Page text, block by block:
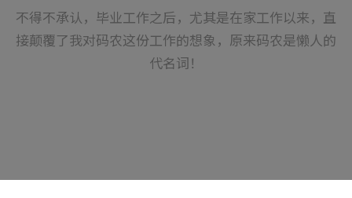
不得不承认，毕业工作之后，尤其是在家工作以来，直
接颠覆了我对码农这份工作的想象，原来码农是懒人的
代名词！